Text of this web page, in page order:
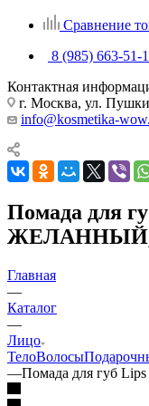
Сравнение
8 (985) 663-51-
Контактная
г. Москва, ул.
info@kosmetika-
Помада для
ЖЕЛАННЫЙ,
Главная
—
Каталог
—
Лицо
ТелоВолосы
—Помада для губ